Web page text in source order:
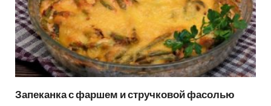
Запеканка с фаршем и стручковой фасолью